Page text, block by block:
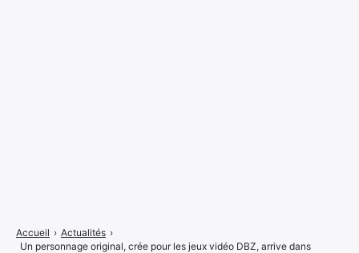
Accueil › Actualités ›
Un personnage original, crée pour les jeux vidéo DBZ, arrive dans